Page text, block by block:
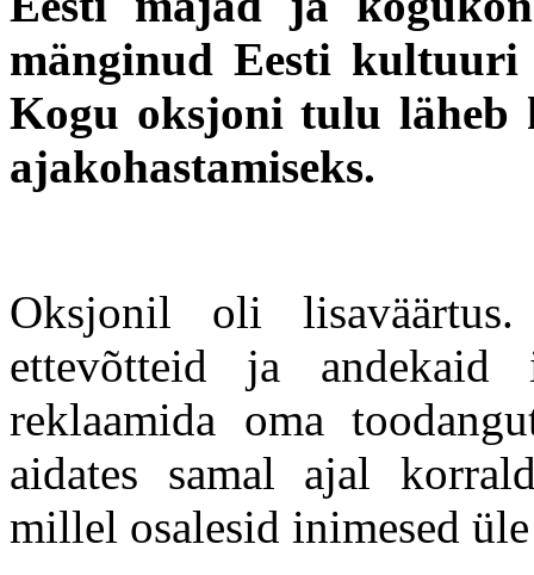
mänginud Eesti
Kogu oksjoni tulu läheb
ajakohastamiseks.
Oksjonil oli
ettevõtteid ja andekaid
reklaamida oma
aidates samal ajal
millel osalesid inimesed